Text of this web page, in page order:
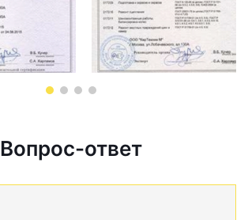
Вопрос-ответ